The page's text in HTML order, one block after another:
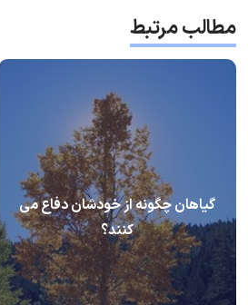
مطالب مرتبط
گیاهان چگونه از خودشان دفاع می
کنند؟